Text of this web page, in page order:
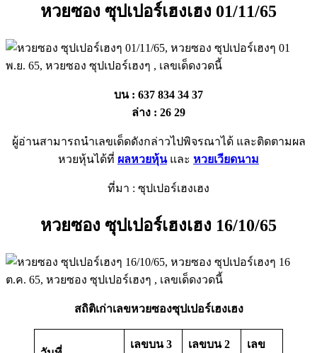
หวยซอง ซุปเปอร์เฮงเฮง 01/11/65
บน : 637 834 34 37
ล่าง : 26 29
ผู้อ่านสามารถนำเลขเด็ดดังกล่าวไปพิจรณาได้ และติดตามผล
หวยหุ้นได้ที่ ผลหวยหุ้นและ หวยเวียดนาม
ที่มา : ซุปเปอร์เฮงเฮง
หวยซอง ซุปเปอร์เฮงเฮง 16/10/65
สถิติเก่าเลขหวยซองซุปเปอร์เฮงเฮง
เลขบน 3
เลขบน 2
เลข